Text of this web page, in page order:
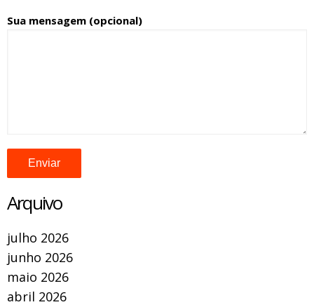
Sua mensagem (opcional)
Arquivo
julho 2026
junho 2026
maio 2026
abril 2026